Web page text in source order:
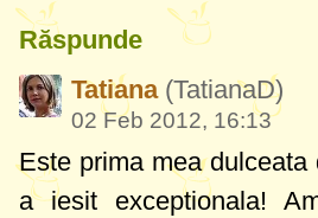
Răspunde
Tatiana (TatianaD)
02 Feb 2012, 16:13
Este prima mea dulceata
a iesit exceptionala!